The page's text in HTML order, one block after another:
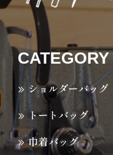
CATEGORY
ショルダーバッグ
トートバッグ
巾着バッグ